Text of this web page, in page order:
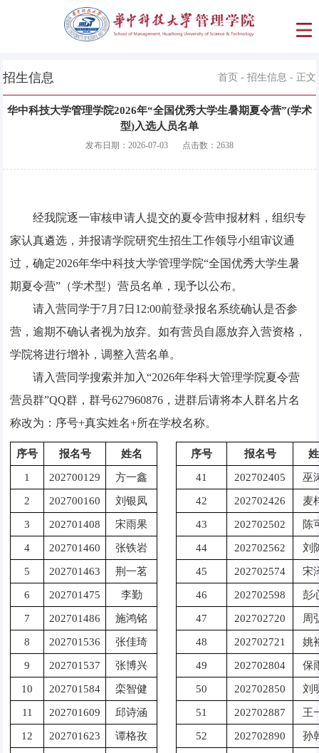
招生信息 首页 - 招生信息 - 正文
华中科技大学管理学院2026年“全国优秀大学生暑期夏令营”(学术
型)入选人员名单
发布日期： 2026-07-03 点击数： 2638
经我院逐一审核申请人提交的夏令营申报材料，组织专
家认真遴选 ，并报请学院研究生招生工作领导小组审议通
过 ，确定2026年华中科技大学管理学院“全国优秀大学生暑
期夏令营”（学术型）营员名单，现予以公布。
请入营同学于7月 7日 12:00前登录报名系统确认是否参
营 ，逾期不确认者视为放弃。如有营员自愿放弃入营资格，
学院将进行增补，调整入营名单。
请入营同学搜索并加入“2026年华科大管理学院夏令营
营员群”QQ群，群号627960876 ，进群后请将本人群名片名
称改为：序号+真实姓名+所在学校名称。
序号 报名号 姓名 序号 报名号
1 202700129 方一鑫 41 202702405 巫
2 202700160 刘银凤 42 202702426 麦
3 202701408 宋雨果 43 202702502 陈
4 202701460 张铁岩 44 202702562 刘
5 202701463 荆一茗 45 202702574 宋
6 202701475 李勤 46 202702598 彭
7 202701486 施鸿铭 47 202702720 周
8 202701536 张佳琦 48 202702721 姚
9 202701537 张博兴 49 202702804 保
10 202701584 栾智健 50 202702850 刘
11 202701609 邱诗涵 51 202702887 王
12 202701623 谭格孜 52 202702890 孙